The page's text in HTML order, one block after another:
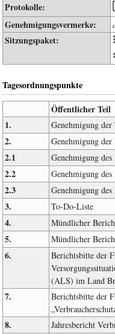
Protokolle:
Genehmigungsvermerke:
Sitzungspaket:
Tagesordnungspunkte
Öffentlicher Teil
1.
Genehmigung der
2. Genehmigung
2.1 Genehmigung
2.2 Genehmigung
2.3 Genehmigung
3. To-Do-Liste
4. Mündlicher
5. Mündlicher
6.
Berichtsbitte der
(ALS) im Land
7.
Berichtsbitte der
8. Jahresbericht